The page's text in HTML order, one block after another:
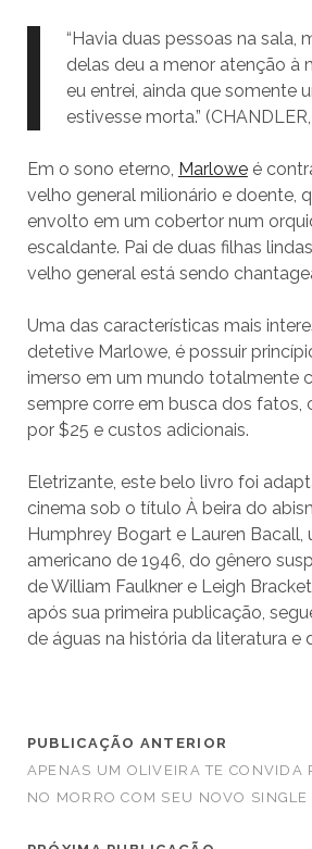
“Havia duas pessoas na sala,
delas deu a menor atenção à
eu entrei, ainda que somente
estivesse morta.”
Em o sono eterno, Marloweé
velho general milionário e doente,
envolto em um cobertor num
escaldante. Pai de duas filhas
velho general está sendo
Uma das características mais
detetive Marlowe, é possuir
imerso em um mundo totalmente
sempre corre em busca dos fatos,
por $25 e custos adicionais.
Eletrizante, este belo livro foi
cinema sob o título À beira do
Humphrey Bogart e Lauren Bacall,
americano de 1946, do gênero
de William Faulkner e Leigh
após sua primeira publicação,
de águas na história da literatura e
PUBLICAÇÃO ANTERIOR
APENAS UM OLIVEIRA TE CONVIDA
NO MORRO COM SEU NOVO SINGLE